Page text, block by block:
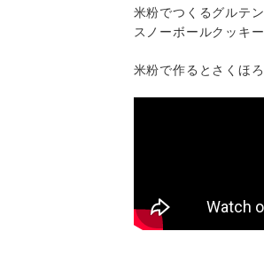
米粉でつくるグルテ
スノーボールクッキ
米粉で作るとさくほ